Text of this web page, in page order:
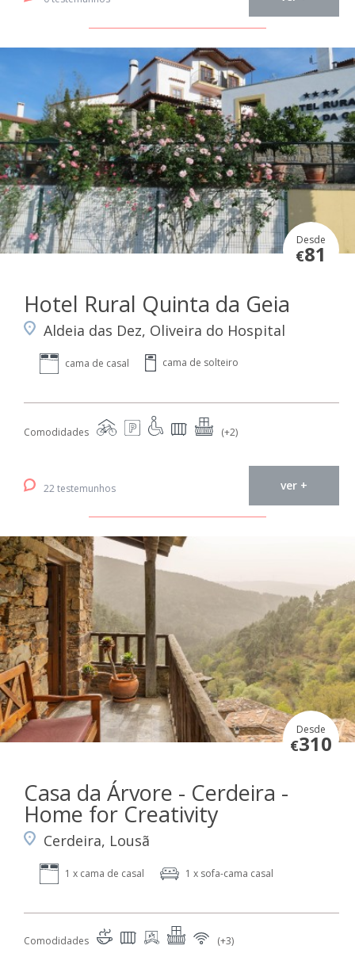
Desde
€81
Hotel Rural Quinta da Geia
Aldeia das Dez, Oliveira do Hospital
cama de casal cama de solteiro
Comodidades (+2)
22 testemunhos ver +
Desde
€310
Casa da Árvore - Cerdeira -
Home for Creativity
Cerdeira, Lousã
1 x cama de casal 1 x sofa-cama casal
Comodidades (+3)